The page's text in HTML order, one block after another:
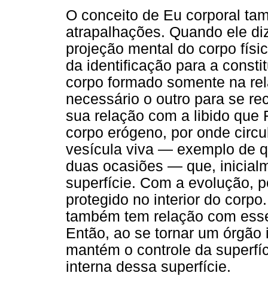
O conceito de Eu corporal
atrapalhações. Quando ele
projeção mental do corpo
da identificação para a
corpo formado somente na
necessário o outro para se
sua relação com a libido que
corpo erógeno, por onde
vesícula viva — exemplo de
duas ocasiões — que,
superfície. Com a evolução,
protegido no interior do
também tem relação com
Então, ao se tornar um
mantém o controle da
interna dessa superfície.